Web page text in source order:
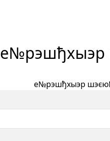
е№рэшђхыэр